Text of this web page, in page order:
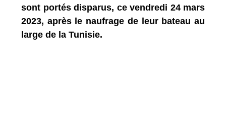
sont portés disparus, ce vendredi 24 mars
2023, après le naufrage de leur bateau au
large de la Tunisie.